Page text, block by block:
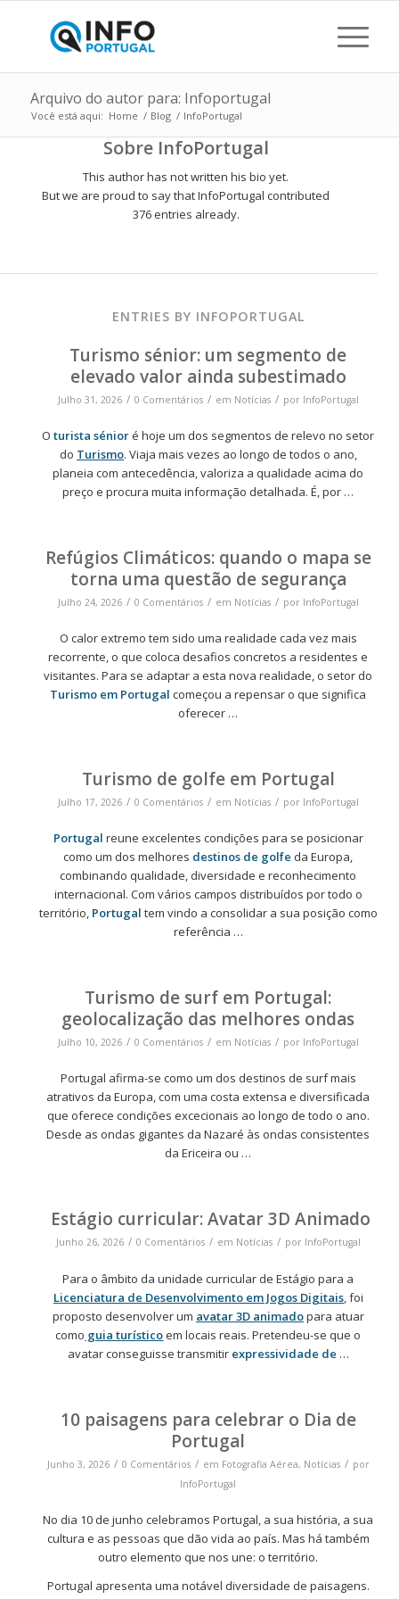
Arquivo do autor para: Infoportugal
Você está aqui: Home / Blog / InfoPortugal
Sobre InfoPortugal
This author has not written his bio yet.
But we are proud to say thatInfoPortugal contributed
376 entries already.
ENTRIES BY INFOPORTUGAL
Turismo sénior: um segmento de
elevado valor ainda subestimado
Julho 31, 2026 / 0 Comentários / em Notícias / por InfoPortugal
Oturista sénioré hoje um dos segmentos de relevo no setor
do Turismo. Viaja mais vezes ao longo de todos o ano,
planeia com antecedência, valoriza a qualidade acima do
preço e procura muita informação detalhada. É, por …
Refúgios Climáticos: quando o mapa se
torna uma questão de segurança
Julho 24, 2026 / 0 Comentários / em Notícias / por InfoPortugal
O calor extremo tem sido uma realidade cada vez mais
recorrente, o que coloca desafios concretos a residentes e
visitantes. Para se adaptar a esta nova realidade, o setor do
Turismo em Portugalcomeçou a repensar o que significa
oferecer …
Turismo de golfe em Portugal
Julho 17, 2026 / 0 Comentários / em Notícias / por InfoPortugal
Portugal reune excelentes condições para se posicionar
como um dos melhores destinos de golfe da Europa,
combinando qualidade, diversidade e reconhecimento
internacional. Com vários campos distribuídos por todo o
território, Portugal tem vindo a consolidar a sua posição como
referência …
Turismo de surf em Portugal:
geolocalização das melhores ondas
Julho 10, 2026 / 0 Comentários / em Notícias / por InfoPortugal
Portugal afirma-se como um dos destinos de surf mais
atrativos da Europa, com uma costa extensa e diversificada
que oferece condições excecionais ao longo de todo o ano.
Desde as ondas gigantes da Nazaré às ondas consistentes
da Ericeira ou …
Estágio curricular: Avatar 3D Animado
Junho 26, 2026 / 0 Comentários / em Notícias / por InfoPortugal
Para o âmbito da unidade curricular de Estágio para a
Licenciatura de Desenvolvimento em Jogos Digitais, foi
proposto desenvolver um avatar 3D animadopara atuar
como guia turísticoem locais reais. Pretendeu-se que o
avatar conseguisse transmitir expressividade de …
10 paisagens para celebrar o Dia de
Portugal
Junho 3, 2026 / 0 Comentários / em Fotografia Aérea, Notícias / por
InfoPortugal
No dia 10 de junho celebramos Portugal, a sua história, a sua
cultura e as pessoas que dão vida ao país. Mas há também
outro elemento que nos une: o território.
Portugal apresenta uma notável diversidade de paisagens.